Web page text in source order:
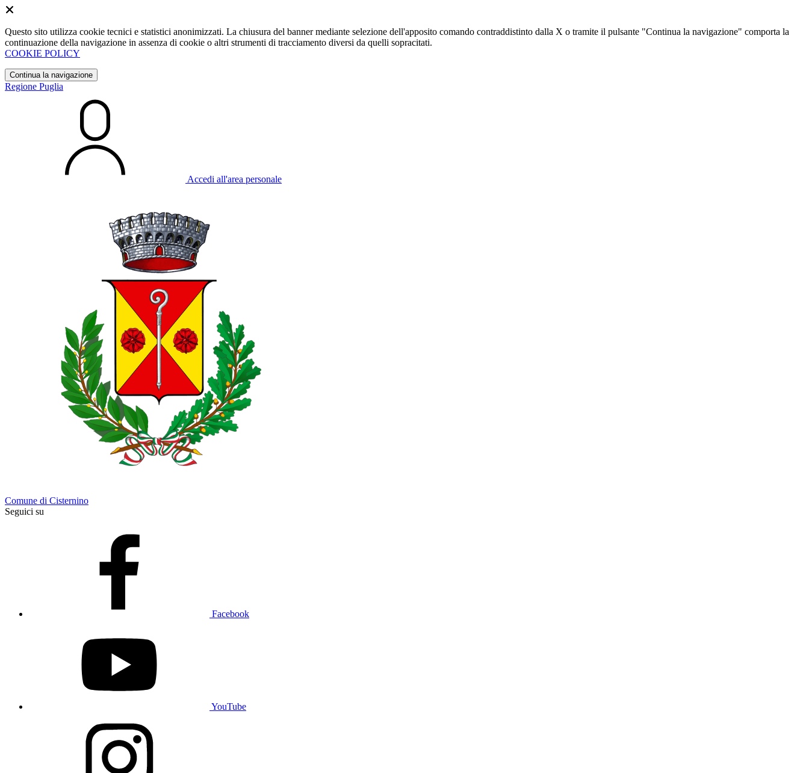
Questo sito utilizza cookie tecnici e statistici anonimizzati. La chiusura del banner mediante selezione dell'apposito comando contraddistinto dalla X o tramite il pulsante "Continua la navigazione" comporta la
continuazione della navigazione in assenza di cookie o altri strumenti di tracciamento diversi da quelli sopracitati.
COOKIE POLICY
Continua la navigazione
Regione Puglia
Accedi all'area personale
Comune di Cisternino
Seguici su
Facebook
YouTube